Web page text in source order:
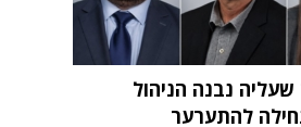
נבנה הניהול
להתערער